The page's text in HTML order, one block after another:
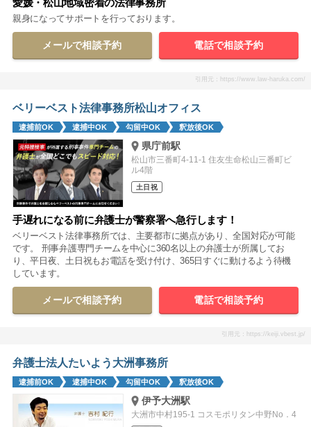
親身になってサポートを行っております。
メールで相談予約 電話で相談予約
引用元：https://www.law-haruka.com/
ベリーベスト法律事務所松山オフィス
逮捕前OK 逮捕中OK 勾留中OK 釈放後OK
県庁前駅
松山市三番町4-11-1 住友生命松山三番町ビ
ル4階
土日祝
手遅れになる前に弁護士が警察署へ急行します！
ベリーベスト法律事務所では、主要都市に拠点があり、全国対応が可能
です。 刑事弁護専門チームを中心に360名以上の弁護士が所属してお
り、平日夜、土日祝もお電話を受け付け、365日すぐに動けるよう待機
しています。
メールで相談予約 電話で相談予約
引用元：https://keiji.vbest.jp/
弁護士法人たいよう大洲事務所
逮捕前OK 逮捕中OK 勾留中OK 釈放後OK
伊予大洲駅
大洲市中村195-1 コスモポリタン中野No．4